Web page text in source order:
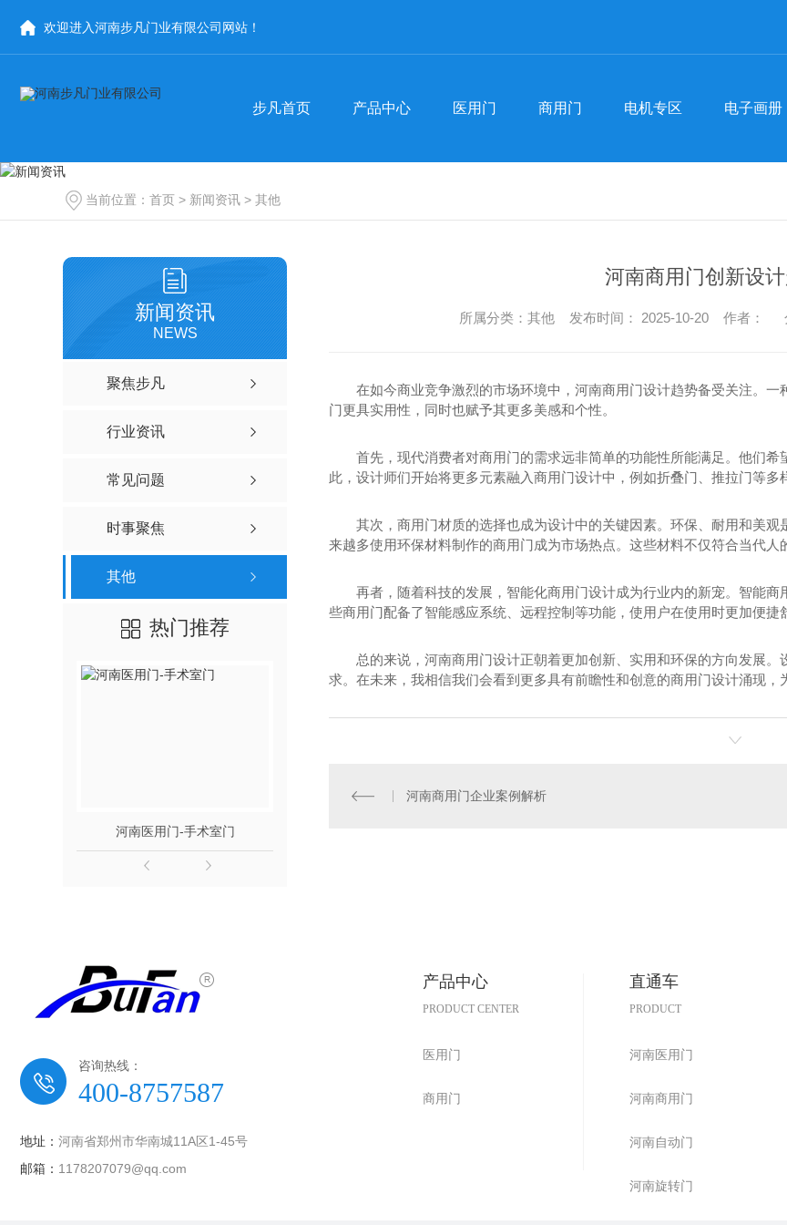
欢迎进入河南步凡门业有限公司网站！
步凡首页 产品中心
防辐射门 防辐射门
手术室门价格
商用门 商用门
河南商用门 河南商用门
商用门批发
医用门 商用门 电机专区 电子画册
当前位置： 首页 > 新闻资讯 > 其他
新闻资讯
NEWS
聚焦步凡
行业资讯
常见问题
时事聚焦
其他
热门推荐
河南医用门-手术室门
河南商用门创新设
所属分类：其他 发布时间： 2025-10-20 作者：
在如今商业竞争激烈的市场环境中，河南商用门设计趋势备受关注。
门更具实用性，同时也赋予其更多美感和个性。
首先，现代消费者对商用门的需求远非简单的功能性所能满足。他们
此，设计师们开始将更多元素融入商用门设计中，例如折叠门、推拉门等多
其次，商用门材质的选择也成为设计中的关键因素。环保、耐用和美
来越多使用环保材料制作的商用门成为市场热点。这些材料不仅符合当代人
再者，随着科技的发展，智能化商用门设计成为行业内的新宠。智能
些商用门配备了智能感应系统、远程控制等功能，使用户在使用时更加便捷
总的来说，河南商用门设计正朝着更加创新、实用和环保的方向发展
求。在未来，我相信我们会看到更多具有前瞻性和创意的商用门设计涌现，
河南商用门企业案例解析
咨询热线：
400-8757587
地址： 河南省郑州市华南城11A区1-45号
邮箱： 1178207079@qq.com
产品中心
PRODUCT CENTER
医用门
商用门
直通车
PRODUCT
河南医用门
河南商用门
河南自动门
河南旋转门